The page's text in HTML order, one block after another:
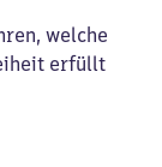
welche
erfüllt